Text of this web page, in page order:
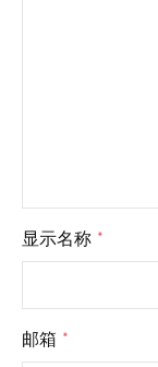
显示名称 *
邮箱 *